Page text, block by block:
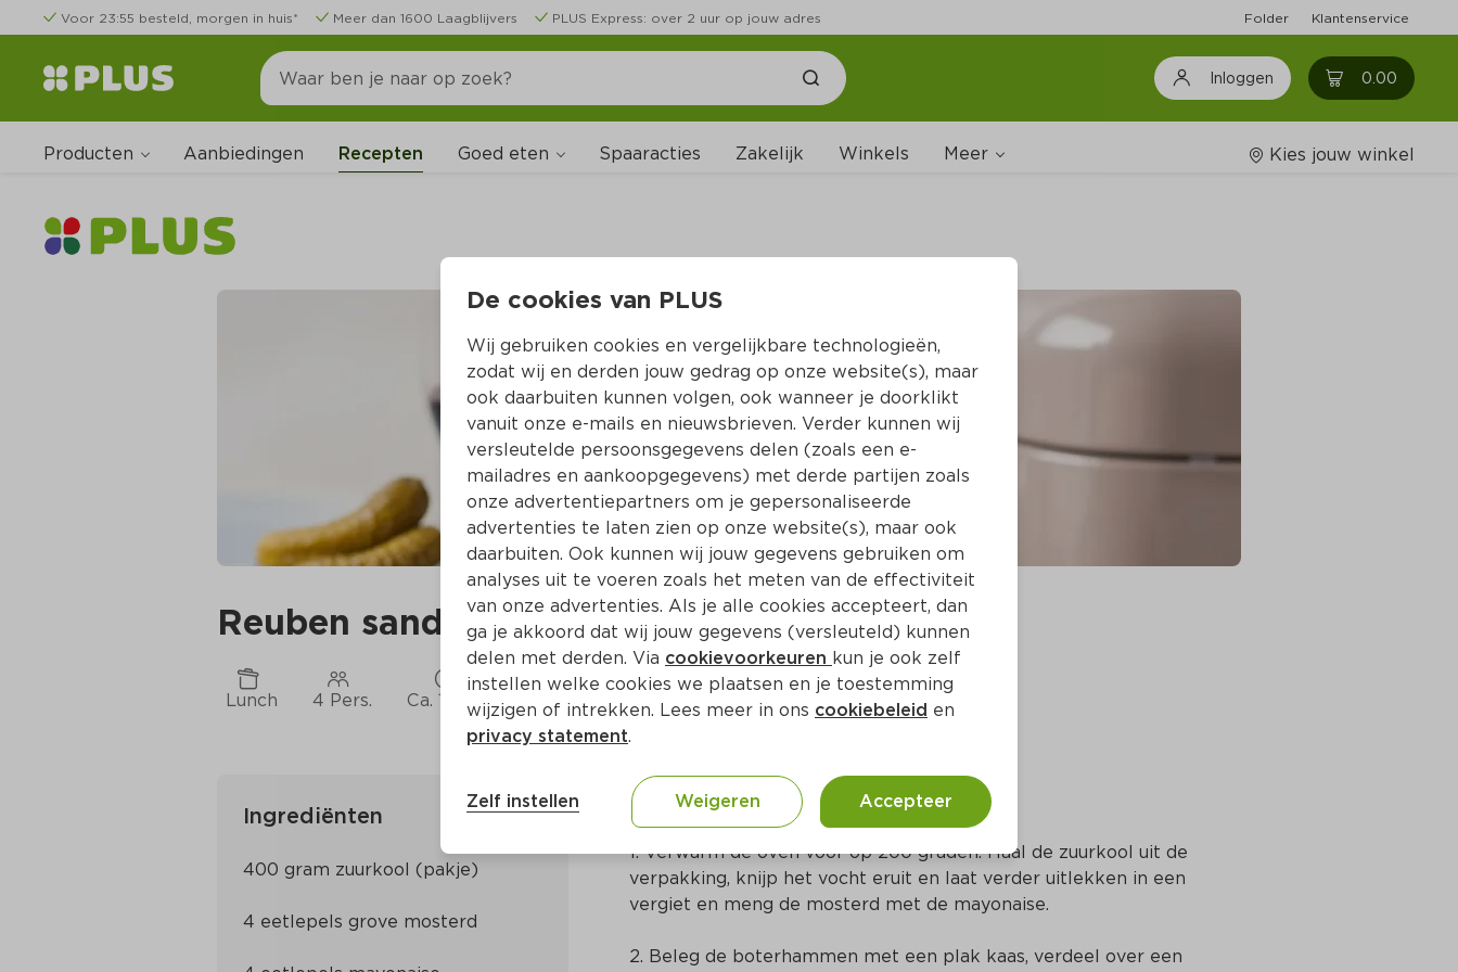
Voor 23:55 besteld, morgen in huis* Meer dan 1600 Laagblijvers PLUS Express: over 2 uur op jouw adres Folder Klantenservice
Inloggen 0.00 0
Producten Aanbiedingen Recepten Goed eten Spaaracties Zakelijk Winkels Meer
Wijnshop
Boodschappenlijstjes
Kies jouw winkel
Reuben sandwich met zuurkool
Lunch 4 Pers. Ca. 10 Min Amerikaans
Ingrediënten
Bereidingswijze
1. Verwarm de oven voor op 200 graden. Haal de zuurkool uit de
verpakking, knijp het vocht eruit en laat verder uitlekken in een
vergiet en meng de mosterd met de mayonaise.
2. Beleg de boterhammen met een plak kaas, verdeel over een
De cookies van PLUS
Wij gebruiken cookies en vergelijkbare technologieën,
zodat wij en derden jouw gedrag op onze website(s), maar
ook daarbuiten kunnen volgen, ook wanneer je doorklikt
vanuit onze e-mails en nieuwsbrieven. Verder kunnen wij
versleutelde persoonsgegevens delen (zoals een e-
mailadres en aankoopgegevens) met derde partijen zoals
onze advertentiepartners om je gepersonaliseerde
advertenties te laten zien op onze website(s), maar ook
daarbuiten. Ook kunnen wij jouw gegevens gebruiken om
analyses uit te voeren zoals het meten van de effectiviteit
van onze advertenties. Als je alle cookies accepteert, dan
ga je akkoord dat wij jouw gegevens (versleuteld) kunnen
delen met derden. Via cookievoorkeuren kun je ook zelf
instellen welke cookies we plaatsen en je toestemming
wijzigen of intrekken. Lees meer in ons cookiebeleid en
privacy statement.
Zelf instellen Weigeren Accepteer